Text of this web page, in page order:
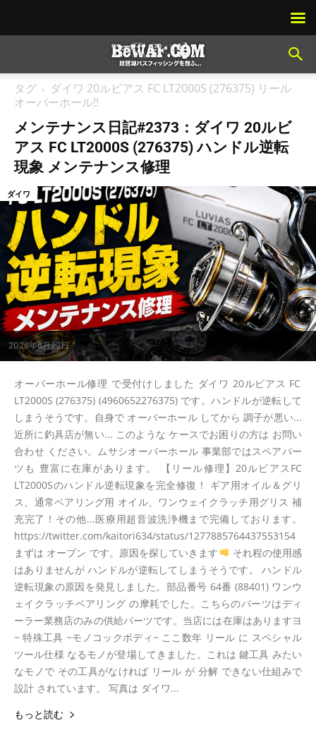
タグ
ダイワ 20ルビアス FC LT2000S (276375) リール
オーバーホール!!
メンテナンス日記#2373：ダイワ 20ルビ
アス FC LT2000S (276375) ハンドル逆転
現象 メンテナンス修理
2026年6月22日
ダイワ
オーバーホール修理 で受付けしました ダイワ 20ルビアス FC
LT2000S (276375) (4960652276375) です。ハンドルが逆転して
しまうそうです。自身で オーバーホール してから 調子が悪い...
近所に釣具店が無い... このような ケースでお困りの方は お問い
合わせ ください。ムサシオーバーホール 事業部ではスペアパー
ツも 豊富に在庫があります。 【リール修理】20ルビアスFC
LT2000Sのハンドル逆転現象を完全修復！ ギア用オイル＆グリ
ス、通常ベアリング用 オイル、ワンウェイクラッチ用グリス 補
充完了！その他...医療用超音波洗浄機まで完備しております。
https://twitter.com/kaitori634/status/1277885764437553154
まずは オープン です。原因を探していきます
それ程の使用感
はありませんが ハンドルが逆転してしまうそうです。 ハンドル
逆転現象の原因を発見しました。部品番号 64番 (88401) ワンウ
ェイクラッチベアリング の摩耗でした。こちらのパーツはディ
ーラー業務店のみの供給パーツです。当店には在庫はありますヨ
~ 特殊工具 ~モノコックボディ~ ここ数年 リール に スペシャル
ツール仕様 なるモノが登場してきました。これは 鍵工具 みたい
なモノで その工具がなければ リール が 分解 できない仕組みで
設計 されています。 写真は ダイワ...
もっと読む